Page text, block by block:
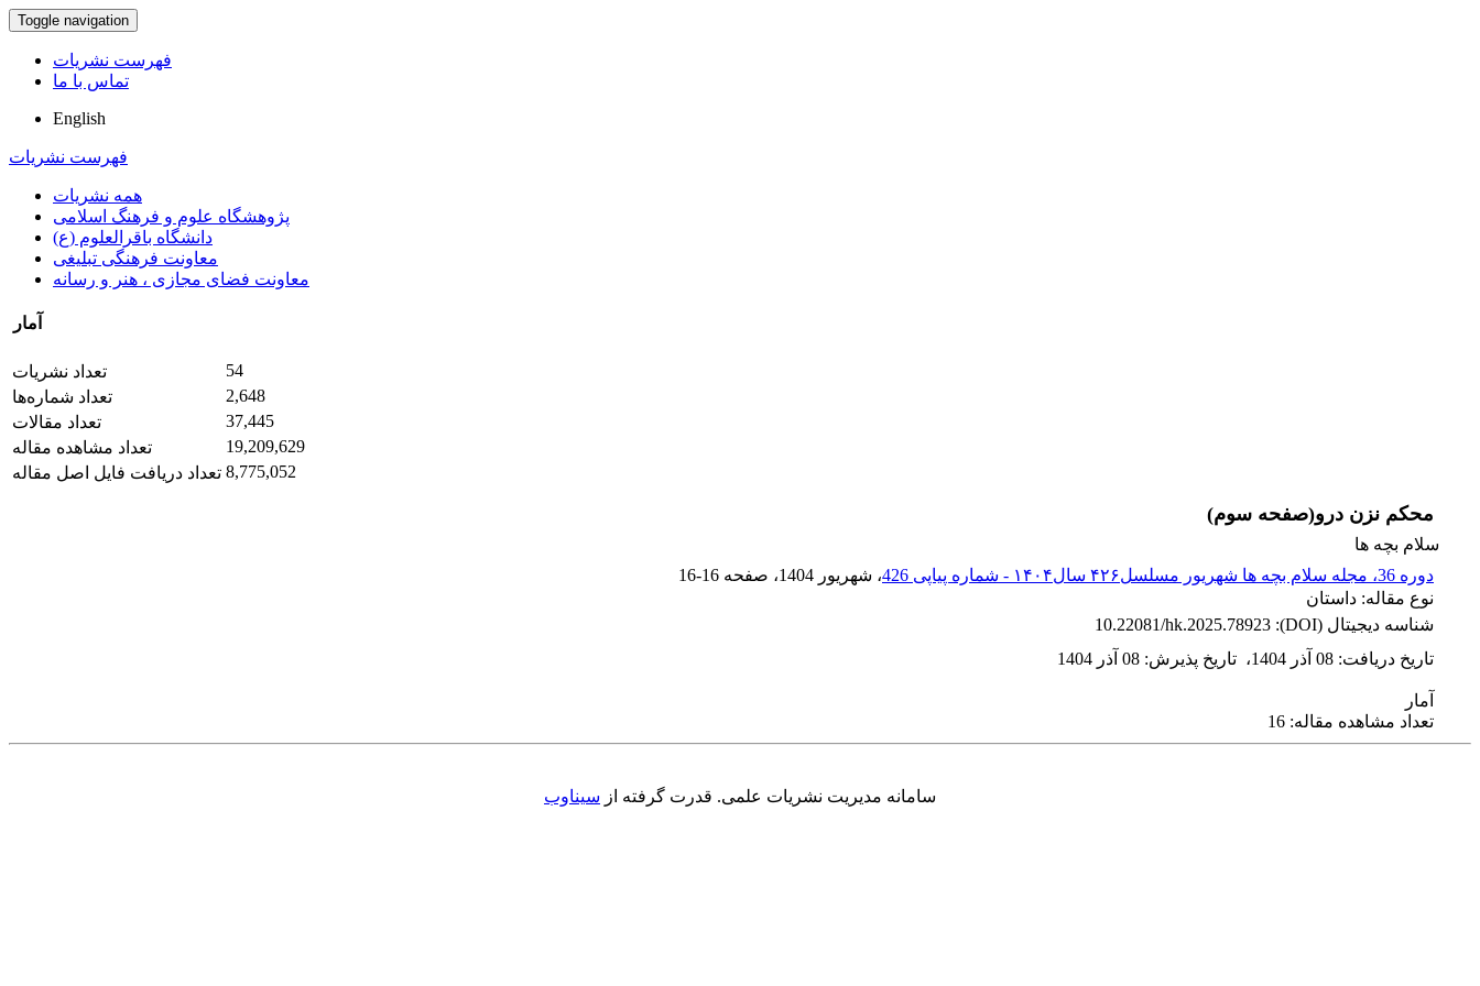
Toggle navigation
فهرست نشریات
تماس با ما
English
فهرست نشریات
همه نشریات
پژوهشگاه علوم و فرهنگ اسلامی
دانشگاه باقرالعلوم (ع)
معاونت فرهنگی تبلیغی
معاونت فضای مجازی ، هنر و رسانه
آمار
تعداد نشریات
54
تعداد شماره‌ها
2,648
تعداد مقالات
37,445
تعداد مشاهده مقاله
19,209,629
تعداد دریافت فایل اصل مقاله 8,775,052
محکم نزن درو(صفحه سوم)
سلام بچه ها
دوره 36، مجله سلام بچه ها شهریور مسلسل۴۲۶ سال۱۴۰۴ - شماره پیاپی 426
، شهریور 1404 ، صفحه 16-16
نوع مقاله: داستان
شناسه دیجیتال (DOI):
10.22081/hk.2025.78923
تاریخ دریافت: 08 آذر 1404 ، تاریخ پذیرش: 08 آذر 1404
آمار
تعداد مشاهده مقاله: 16
سامانه مدیریت نشریات علمی. قدرت گرفته از سیناوب